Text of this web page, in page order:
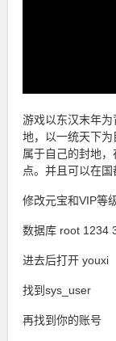
游戏以东汉末年
地，以一统天下
属于自己的封地
点。并且可以在国
修改元宝和VIP等
数据库 root 1234
进去后打开 youxi
找到sys_user
再找到你的账号